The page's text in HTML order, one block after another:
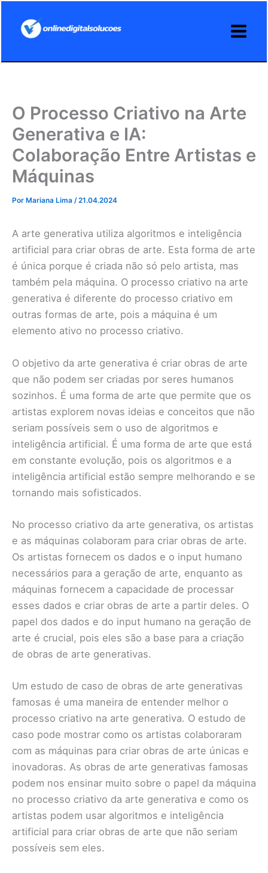
O Processo Criativo na Arte
Generativa e IA:
Colaboração Entre Artistas e
Máquinas
Por Mariana Lima /21.04.2024
A arte generativa utiliza algoritmos e inteligência
artificial para criar obras de arte. Esta forma de arte
é única porque é criada não só pelo artista, mas
também pela máquina. O processo criativo na arte
generativa é diferente do processo criativo em
outras formas de arte, pois a máquina é um
elemento ativo no processo criativo.
O objetivo da arte generativa é criar obras de arte
que não podem ser criadas por seres humanos
sozinhos. É uma forma de arte que permite que os
artistas explorem novas ideias e conceitos que não
seriam possíveis sem o uso de algoritmos e
inteligência artificial. É uma forma de arte que está
em constante evolução, pois os algoritmos e a
inteligência artificial estão sempre melhorando e se
tornando mais sofisticados.
No processo criativo da arte generativa, os artistas
e as máquinas colaboram para criar obras de arte.
Os artistas fornecem os dados e o input humano
necessários para a geração de arte, enquanto as
máquinas fornecem a capacidade de processar
esses dados e criar obras de arte a partir deles. O
papel dos dados e do input humano na geração de
arte é crucial, pois eles são a base para a criação
de obras de arte generativas.
Um estudo de caso de obras de arte generativas
famosas é uma maneira de entender melhor o
processo criativo na arte generativa. O estudo de
caso pode mostrar como os artistas colaboraram
com as máquinas para criar obras de arte únicas e
inovadoras. As obras de arte generativas famosas
podem nos ensinar muito sobre o papel da máquina
no processo criativo da arte generativa e como os
artistas podem usar algoritmos e inteligência
artificial para criar obras de arte que não seriam
possíveis sem eles.